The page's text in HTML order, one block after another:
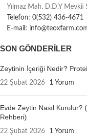
Yılmaz Mah. D.D.Y
Telefon: 0(532) 436-4671
E-mail:
SON GÖNDERILER
Zeytinin İçeriği Nedir?
22 Şubat 2026 1 Yorum
Evde Zeytin Nasıl
Rehberi)
22 Şubat 2026 1 Yorum